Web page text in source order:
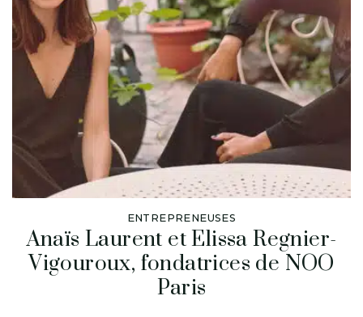
ENTREPRENEUSES
Anaïs Laurent et Elissa Regnier-
Vigouroux, fondatrices de NOO
Paris